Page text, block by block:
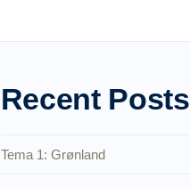
Recent Posts
Tema 1: Grønland